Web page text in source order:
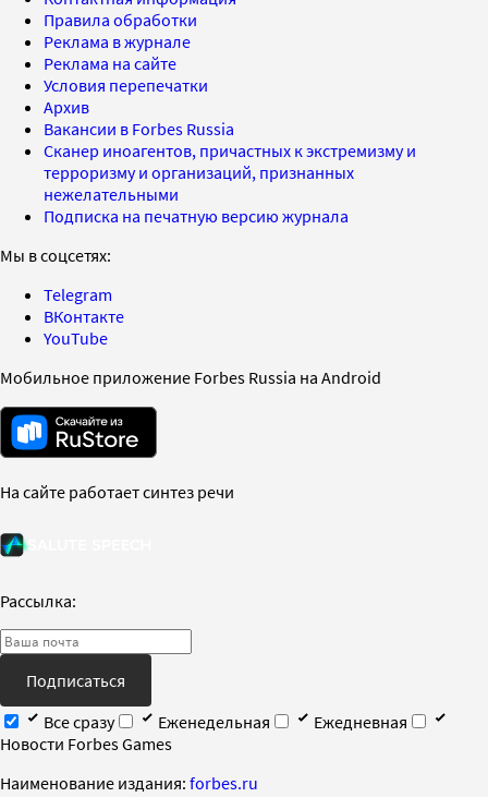
Правила обработки
Реклама в журнале
Реклама на сайте
Условия перепечатки
Архив
Вакансии в Forbes Russia
Сканер иноагентов, причастных к экстремизму и
терроризму и организаций, признанных
нежелательными
Подписка на печатную версию журнала
Мы в соцсетях:
Telegram
ВКонтакте
YouTube
Мобильное приложение Forbes Russia на Android
На сайте работает синтез речи
Рассылка:
Подписаться
Все сразу
Еженедельная
Ежедневная
Новости Forbes Games
Наименование издания: forbes.ru